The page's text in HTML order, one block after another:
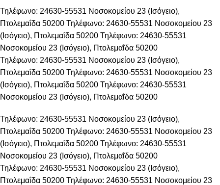
Τηλέφωνο: 24630-55531 Νοσοκομείου 23 (Ισόγειο),
Πτολεμαΐδα 50200 Τηλέφωνο: 24630-55531 Νοσοκομείου 23
(Ισόγειο), Πτολεμαΐδα 50200 Τηλέφωνο: 24630-55531
Νοσοκομείου 23 (Ισόγειο), Πτολεμαΐδα 50200
Τηλέφωνο: 24630-55531 Νοσοκομείου 23 (Ισόγειο),
Πτολεμαΐδα 50200 Τηλέφωνο: 24630-55531 Νοσοκομείου 23
(Ισόγειο), Πτολεμαΐδα 50200 Τηλέφωνο: 24630-55531
Νοσοκομείου 23 (Ισόγειο), Πτολεμαΐδα 50200
Τηλέφωνο: 24630-55531 Νοσοκομείου 23 (Ισόγειο),
Πτολεμαΐδα 50200 Τηλέφωνο: 24630-55531 Νοσοκομείου 23
(Ισόγειο), Πτολεμαΐδα 50200 Τηλέφωνο: 24630-55531
Νοσοκομείου 23 (Ισόγειο), Πτολεμαΐδα 50200
Τηλέφωνο: 24630-55531 Νοσοκομείου 23 (Ισόγειο),
Πτολεμαΐδα 50200 Τηλέφωνο: 24630-55531 Νοσοκομείου 23